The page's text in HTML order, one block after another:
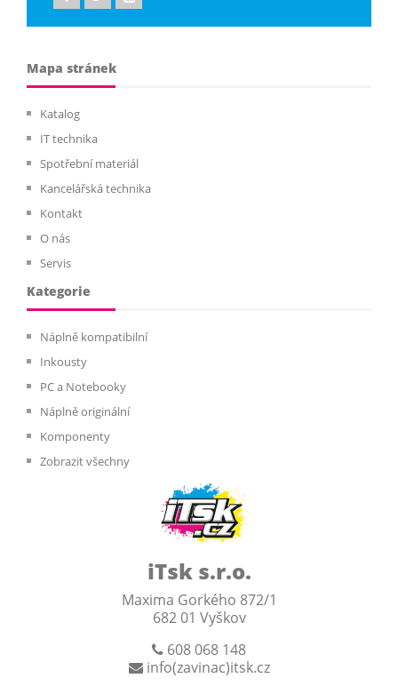
iTsk s.r.o.
Maxima Gorkého 872/1
682 01 Vyškov
608 068 148
info(zavinac)itsk.cz
Mapa stránek
Katalog
IT technika
Spotřební materiál
Kancelářská technika
Kontakt
O nás
Servis
Kategorie
Náplně kompatibilní
Inkousty
PC a Notebooky
Náplně originální
Komponenty
Zobrazit všechny